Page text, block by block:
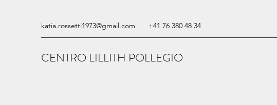
katia.rossetti1973@gmail.com +41 76 380 48 34
CENTRO LILLITH POLLEGIO